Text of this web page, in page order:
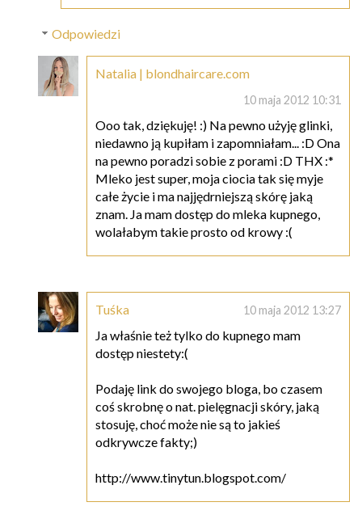
Odpowiedzi
Natalia | blondhaircare.com
10 maja 2012 10:31
Ooo tak, dziękuję! :) Na pewno użyję glinki,
niedawno ją kupiłam i zapomniałam... :D Ona
na pewno poradzi sobie z porami :D THX :*
Mleko jest super, moja ciocia tak się myje
całe życie i ma najjędrniejszą skórę jaką
znam. Ja mam dostęp do mleka kupnego,
wolałabym takie prosto od krowy :(
Tuśka 10 maja 2012 13:27
Ja właśnie też tylko do kupnego mam
dostęp niestety:(
Podaję link do swojego bloga, bo czasem
coś skrobnę o nat. pielęgnacji skóry, jaką
stosuję, choć może nie są to jakieś
odkrywcze fakty;)
http://www.tinytun.blogspot.com/